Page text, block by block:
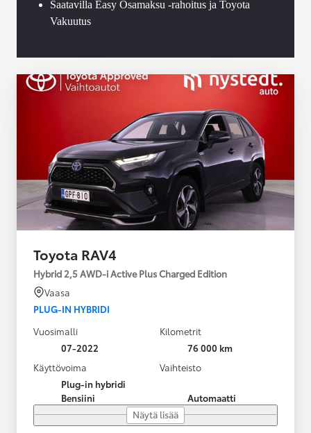
Saatavilla Easy Osamaksu -rahoitus ja Toyota
Vakuutus
Toyota RAV4
Hybrid 2,5 AWD-i Active Plus Charged Edition
Vaasa
PLUG-IN HYBRIDI
Vuosimalli
07-2022
Kilometrit
76 000 km
Käyttövoima
Plug-in hybridi
Bensiini
Vaihteisto
Automaatti
Näytä lisää